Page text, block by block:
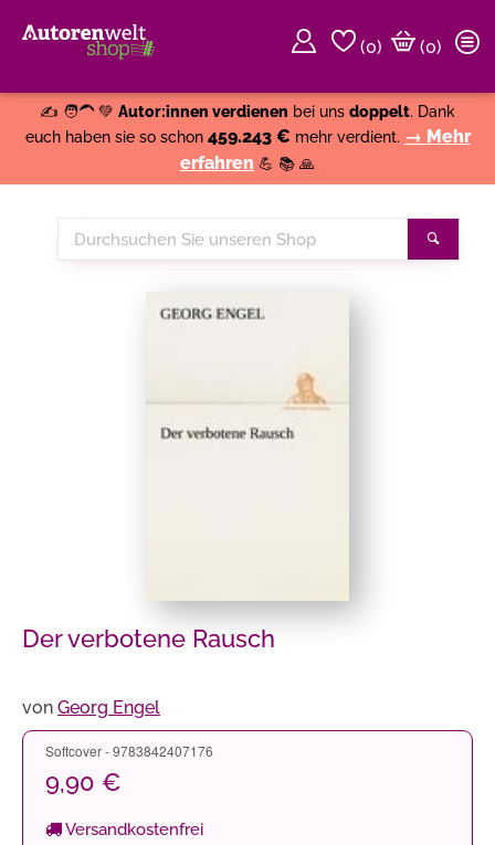
(0)
(0)
✍️ 🧑‍🦱 💚 Autor:innen verdienen bei uns doppelt. Dank
euch haben sie so schon 459.243 € mehr verdient. → Mehr
erfahren 💪 📚 🙏
Durchsuchen
Sie
Der verbotene Rausch
von Georg Engel
Softcover - 9783842407176
9,90 €
Versandkostenfrei